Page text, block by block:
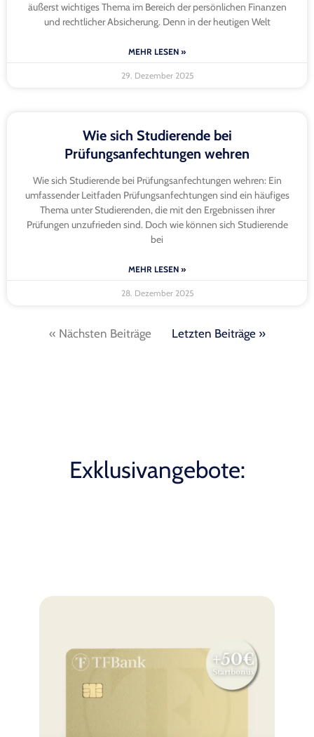
äußerst wichtiges Thema im Bereich der persönlichen Finanzen
und rechtlicher Absicherung. Denn in der heutigen Welt
MEHR LESEN »
29. Dezember 2025
Wie sich Studierende bei
Prüfungsanfechtungen wehren
Wie sich Studierende bei Prüfungsanfechtungen wehren: Ein
umfassender Leitfaden Prüfungsanfechtungen sind ein häufiges
Thema unter Studierenden, die mit den Ergebnissen ihrer
Prüfungen unzufrieden sind. Doch wie können sich Studierende
bei
MEHR LESEN »
28. Dezember 2025
« Nächsten Beiträge Letzten Beiträge »
Exklusivangebote: